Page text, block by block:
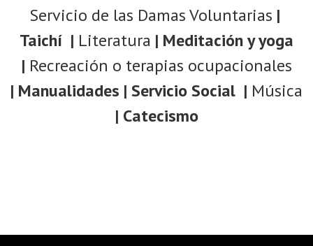
Servicio de las Damas Voluntarias |
Taichí | Literatura | Meditación y yoga
| Recreación o terapias ocupacionales
| Manualidades | Servicio Social | Música
| Catecismo